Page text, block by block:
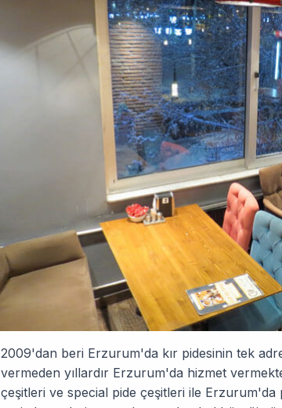
2009'dan beri Erzurum'da kır pidesinin tek
vermeden yıllardır Erzurum'da hizmet
çeşitleri ve special pide çeşitleri ile